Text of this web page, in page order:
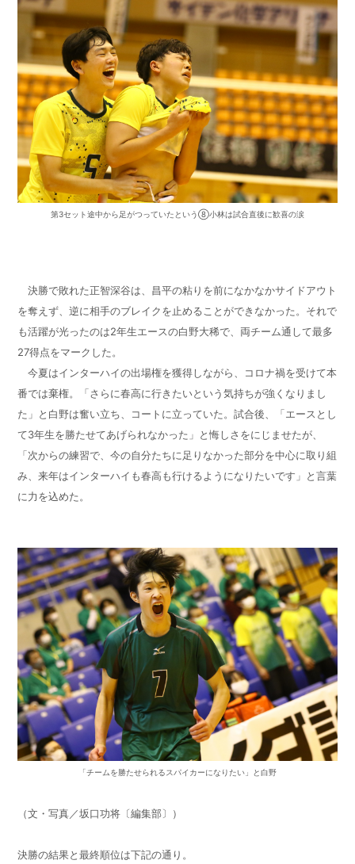
第3セット途中から足がつっていたという⑧小林は試合直後に歓喜の涙
決勝で敗れた正智深谷は、昌平の粘りを前になかなかサイドアウト
を奪えず、逆に相手のブレイクを止めることができなかった。それで
も活躍が光ったのは2年生エースの白野大稀で、両チーム通して最多
27得点をマークした。
今夏はインターハイの出場権を獲得しながら、コロナ禍を受けて本
番では棄権。「さらに春高に行きたいという気持ちが強くなりまし
た」と白野は奮い立ち、コートに立っていた。試合後、「エースとし
て3年生を勝たせてあげられなかった」と悔しさをにじませたが、
「次からの練習で、今の自分たちに足りなかった部分を中心に取り組
み、来年はインターハイも春高も行けるようになりたいです」と言葉
に力を込めた。
「チームを勝たせられるスパイカーになりたい」と白野
（文・写真／坂口功将〔編集部〕）
決勝の結果と最終順位は下記の通り。